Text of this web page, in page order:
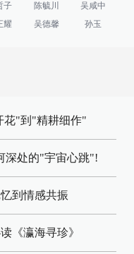
子 陈毓川
吴咸中
耀 吴德馨 孙玉
花"到"精耕细作"
深处的"宇宙心跳"!
到情感共振
《瀛海寻珍》